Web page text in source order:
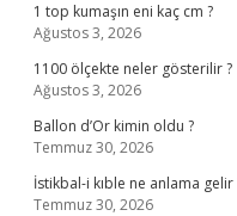
1 top kumaşın eni kaç cm ?
Ağustos 3, 2026
1100 ölçekte neler gösterilir ?
Ağustos 3, 2026
Ballon d’Or kimin oldu ?
Temmuz 30, 2026
İstikbal-i kıble ne anlama gelir
Temmuz 30, 2026